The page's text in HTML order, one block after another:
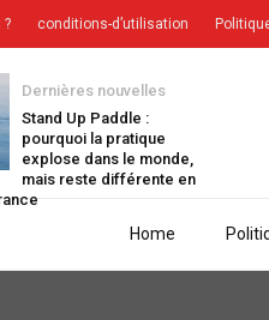
Home
Dernières nouvelles
Stand Up Paddle :
pourquoi la pratique
explose dans le monde,
mais reste différente en
? conditions-d’utilisation